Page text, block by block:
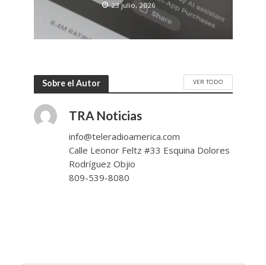
23 julio, 2026
Sobre el Autor VER TODO
TRA Noticias
info@teleradioamerica.com
Calle Leonor Feltz #33 Esquina Dolores
Rodríguez Objio
809-539-8080